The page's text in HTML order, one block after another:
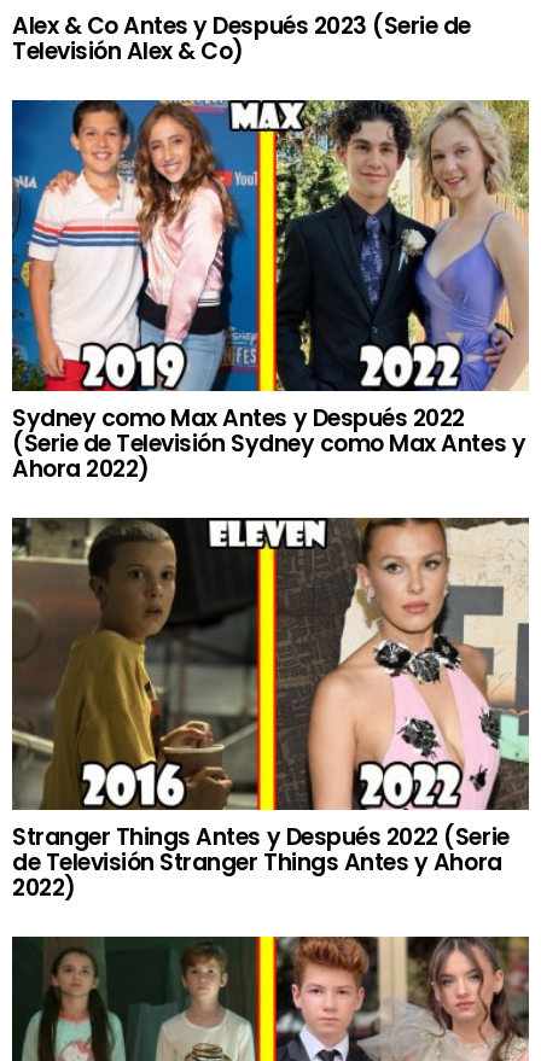
Alex & Co Antes y Después 2023 (Serie de
Televisión Alex & Co)
Sydney como Max Antes y Después 2022
(Serie de Televisión Sydney como Max Antes y
Ahora 2022)
Stranger Things Antes y Después 2022 (Serie
de Televisión Stranger Things Antes y Ahora
2022)